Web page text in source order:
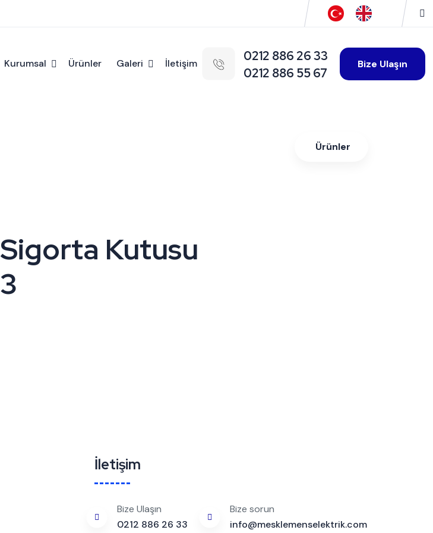
Kurumsal Ürünler Galeri İletişim
0212 886 26 33
0212 886 55 67
Bize Ulaşın
Ürünler
Sigorta Kutusu
3
İletişim
Bize Ulaşın
0212 886 26 33
Bize sorun
info@mesklemenselektrik.com